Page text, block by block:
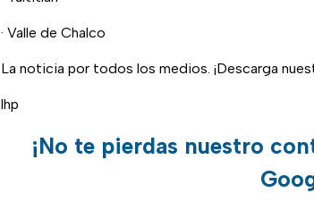
· Valle de Chalco
La noticia por todos los medios. ¡Descarga
lhp
¡No te pierdas nuestro